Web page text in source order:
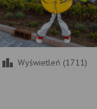
Wyświetleń (1711)